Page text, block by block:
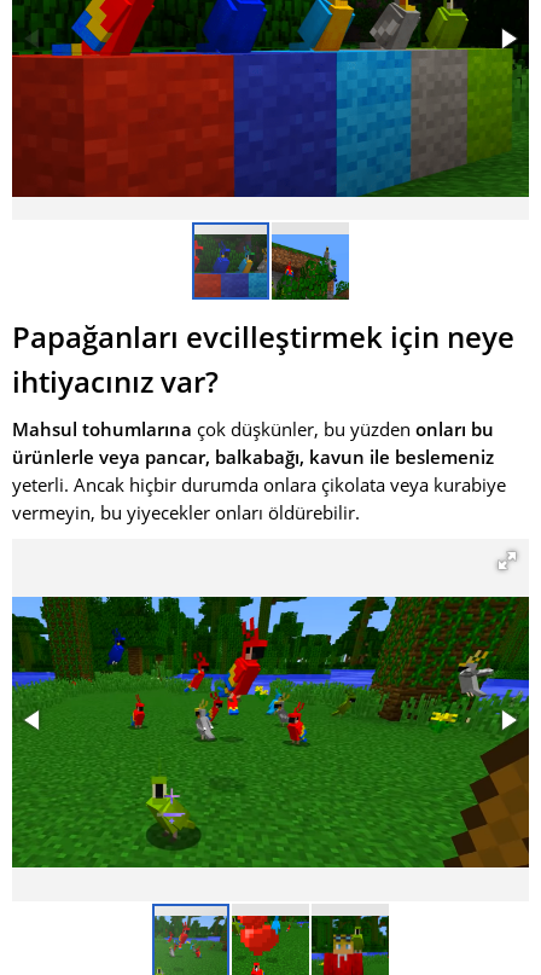
Papağanları evcilleştirmek için neye
ihtiyacınız var?
Mahsul tohumlarına çok düşkünler, bu yüzden onları bu
ürünlerle veya pancar, balkabağı, kavun ile beslemeniz
yeterli. Ancak hiçbir durumda onlara çikolata veya kurabiye
vermeyin, bu yiyecekler onları öldürebilir.